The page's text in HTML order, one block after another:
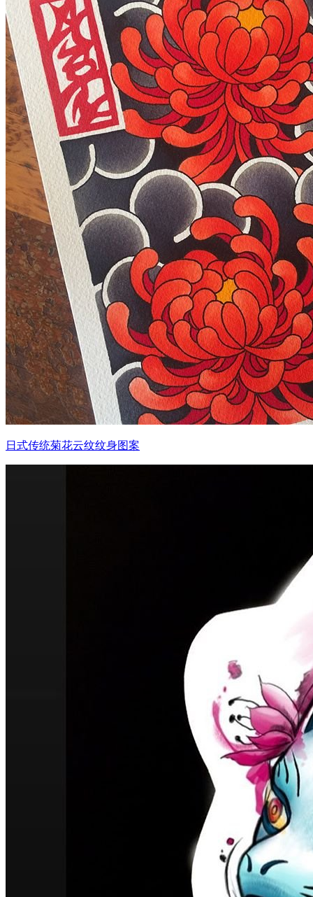
武汉老兵纹身微信
： 服务号：laobingwenshen 订阅号：laobing66666 打造国
文资讯！精美纹身图案及手稿 纹身作品 一站搞定！回复相
问千万素材的微官网，中国最强最全纹身图案尽在其中！
日式传统菊花云纹纹身图案